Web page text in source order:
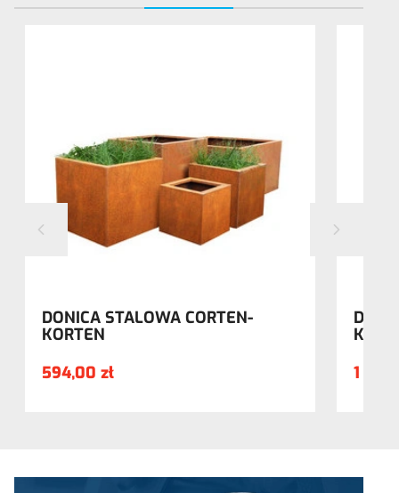
DONICA STALOWA CORTEN-
KORTEN
594,00 zł
1